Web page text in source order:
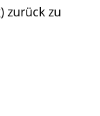
zurück zu